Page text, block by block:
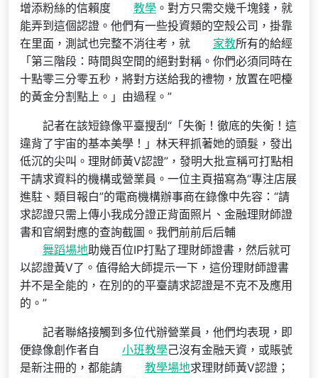
增添粉絲的信賴度
教學 。對方只需交幾千塊錢，就
能弄到這個認證。他們有一些投資類的空殼公司，掛靠
在里面，測試也完整不消往考，就
家教所有的給經
「第三階段：時間與空間的絕對對稱。你們必須同時在
十點零三分零五秒，將對方送給我的禮物，放置在吧檯
的黃金分割點上。」由過程。”
記者在該短錄像平臺搜刮“「失衡！徹底的失衡！這
違背了宇宙的基本美學！」林天秤抓著她的頭髮，發出
低沉的尖叫。理財師黃V認證”，發明大批宣稱可打點相
干請求資料的機構或營業員。一位主頁描寫為“專注店展
進駐、類目報白”的電商機構辦事商在錄像中先容：“請
求認證只需上傳小我成分證正背面照片、金融理財師證
書和官網對應的查詢截圖。我們前前后后輔
舞蹈場地助幾百位IP打點了理財師證書，然后就可
以認證黃V了。值得給大師提示一下，這份理財師證書
并不是全能的，在別的的平臺請求認證是不克不及應用
的。”
記者聯絡接觸到多位代辦營業員，他們均表現，即
便錄像創作者自
小班教學己沒有金融天資，或賬號
是新注冊的，都能請
教學場地求理財師黃V認證；